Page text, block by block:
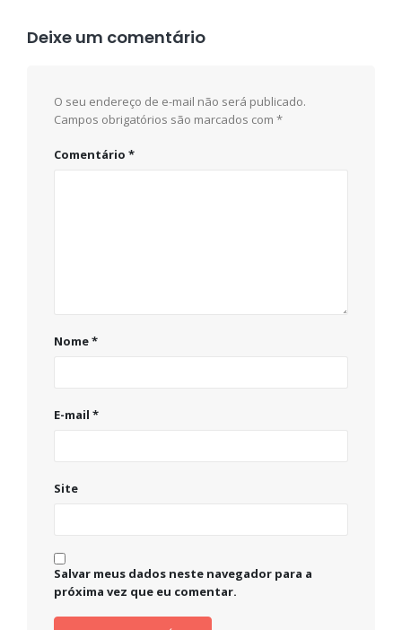
Deixe um comentário
O seu endereço de e-mail não será publicado.
Campos obrigatórios são marcados com *
Comentário *
Nome*
E-mail *
Site
Salvar meus dados neste navegador para a
próxima vez que eu comentar.